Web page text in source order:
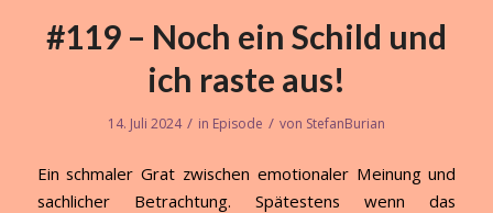
#119 – Noch ein Schild und
ich raste aus!
14. Juli 2024 / in Episode / von StefanBurian
Ein schmaler Grat zwischen emotionaler Meinung und
sachlicher Betrachtung. Spätestens wenn das